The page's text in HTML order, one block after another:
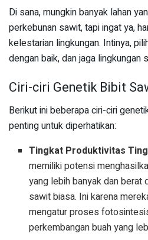
Di sana, mungkin banyak lahan
perkebunan sawit, tapi ingat ya,
kelestarian lingkungan. Intinya,
dengan baik, dan jaga lingkungan
Ciri-ciri Genetik Bibit
Berikut ini beberapa ciri-ciri
penting untuk diperhatikan:
Tingkat Produktivitas
memiliki potensi
yang lebih banyak dan berat
sawit biasa. Ini karena
mengatur proses
perkembangan buah yang